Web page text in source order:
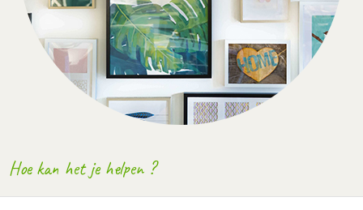
Hoe kan het je helpen ?